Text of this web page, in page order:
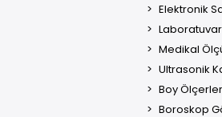
Elektronik
Medikal
Ultrasonik
Boy Ölçerler
Boroskop